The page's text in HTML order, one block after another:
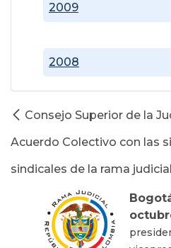
2008
2009
Consejo Superior de la
Acuerdo Colectivo con las
sindicales de la rama judicial